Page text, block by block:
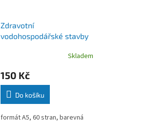
Zdravotní
vodohospodářské stavby
Skladem
150 Kč
Do košíku
formát A5, 60 stran, barevná